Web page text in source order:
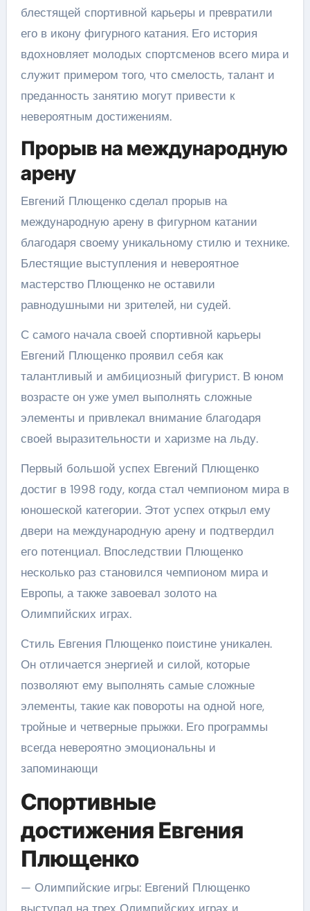
блестящей спортивной карьеры и превратили
его в икону фигурного катания. Его история
вдохновляет молодых спортсменов всего мира и
служит примером того, что смелость, талант и
преданность занятию могут привести к
невероятным достижениям.
Прорыв на международную
арену
Евгений Плющенко сделал прорыв на
международную арену в фигурном катании
благодаря своему уникальному стилю и технике.
Блестящие выступления и невероятное
мастерство Плющенко не оставили
равнодушными ни зрителей, ни судей.
С самого начала своей спортивной карьеры
Евгений Плющенко проявил себя как
талантливый и амбициозный фигурист. В юном
возрасте он уже умел выполнять сложные
элементы и привлекал внимание благодаря
своей выразительности и харизме на льду.
Первый большой успех Евгений Плющенко
достиг в 1998 году, когда стал чемпионом мира в
юношеской категории. Этот успех открыл ему
двери на международную арену и подтвердил
его потенциал. Впоследствии Плющенко
несколько раз становился чемпионом мира и
Европы, а также завоевал золото на
Олимпийских играх.
Стиль Евгения Плющенко поистине уникален.
Он отличается энергией и силой, которые
позволяют ему выполнять самые сложные
элементы, такие как повороты на одной ноге,
тройные и четверные прыжки. Его программы
всегда невероятно эмоциональны и
запоминающи
Спортивные
достижения Евгения
Плющенко
— Олимпийские игры: Евгений Плющенко